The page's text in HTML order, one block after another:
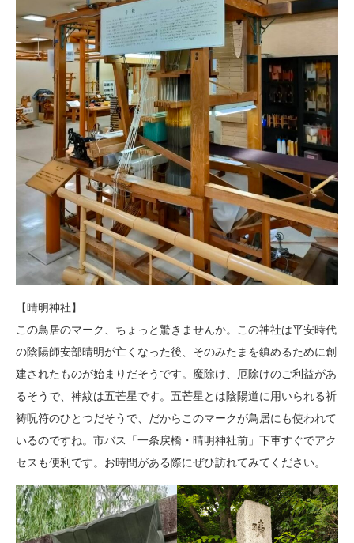
【晴明神社】
この鳥居のマーク、ちょっと驚きませんか。この神社は平安時代
の陰陽師安部晴明が亡くなった後、そのみたまを鎮めるために創
建されたものが始まりだそうです。魔除け、厄除けのご利益があ
るそうで、神紋は五芒星です。五芒星とは陰陽道に用いられる祈
祷呪符のひとつだそうで、だからこのマークが鳥居にも使われて
いるのですね。市バス「一条戻橋・晴明神社前」下車すぐでアク
セスも便利です。お時間がある際にぜひ訪れてみてください。